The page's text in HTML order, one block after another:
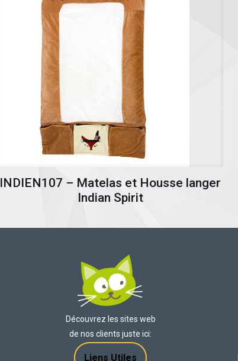
INDIEN107 – Matelas et Housse langer
Indian Spirit
Découvrez les sites web
de nos clients juste ici:
Liens Utiles